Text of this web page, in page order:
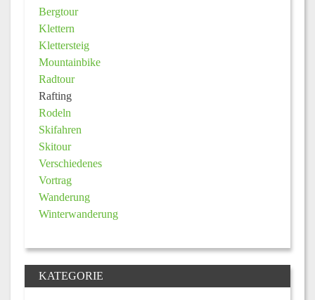
Bergtour
Klettern
Klettersteig
Mountainbike
Radtour
Rafting
Rodeln
Skifahren
Skitour
Verschiedenes
Vortrag
Wanderung
Winterwanderung
KATEGORIE